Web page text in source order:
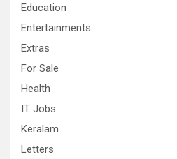
Education
Entertainments
Extras
For Sale
Health
IT Jobs
Keralam
Letters